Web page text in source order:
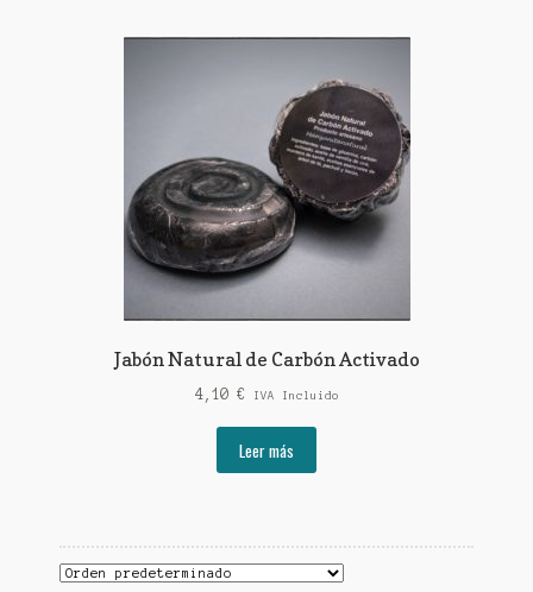
Jabón Natural de Carbón Activado
4,10 € IVA Incluido
Leer más